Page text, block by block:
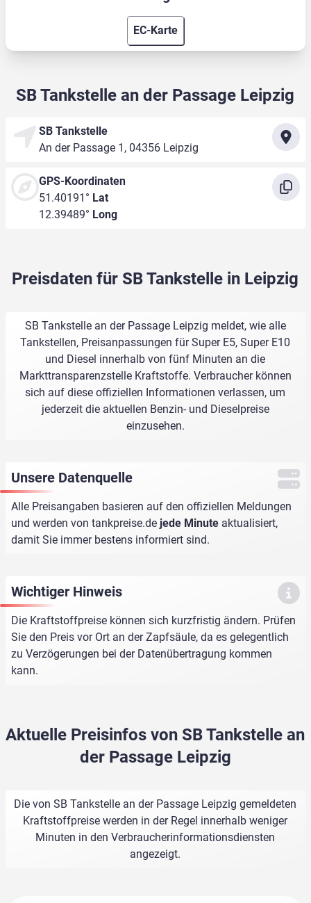
EC-Karte
SB Tankstelle an der Passage Leipzig
SB Tankstelle
An der Passage 1, 04356 Leipzig
GPS-Koordinaten
51.40191° Lat
12.39489° Long
Preisdaten für SB Tankstelle in Leipzig
SB Tankstelle an der Passage Leipzig meldet, wie alle
Tankstellen, Preisanpassungen für Super E5, Super E10
und Diesel innerhalb von fünf Minuten an die
Markttransparenzstelle Kraftstoffe. Verbraucher können
sich auf diese offiziellen Informationen verlassen, um
jederzeit die aktuellen Benzin- und Dieselpreise
einzusehen.
Unsere Datenquelle
Alle Preisangaben basieren auf den offiziellen Meldungen
und werden von tankpreise.de jede Minute aktualisiert,
damit Sie immer bestens informiert sind.
Wichtiger Hinweis
Die Kraftstoffpreise können sich kurzfristig ändern. Prüfen
Sie den Preis vor Ort an der Zapfsäule, da es gelegentlich
zu Verzögerungen bei der Datenübertragung kommen
kann.
Aktuelle Preisinfos von SB Tankstelle an
der Passage Leipzig
Die von SB Tankstelle an der Passage Leipzig gemeldeten
Kraftstoffpreise werden in der Regel innerhalb weniger
Minuten in den Verbraucherinformationsdiensten
angezeigt.